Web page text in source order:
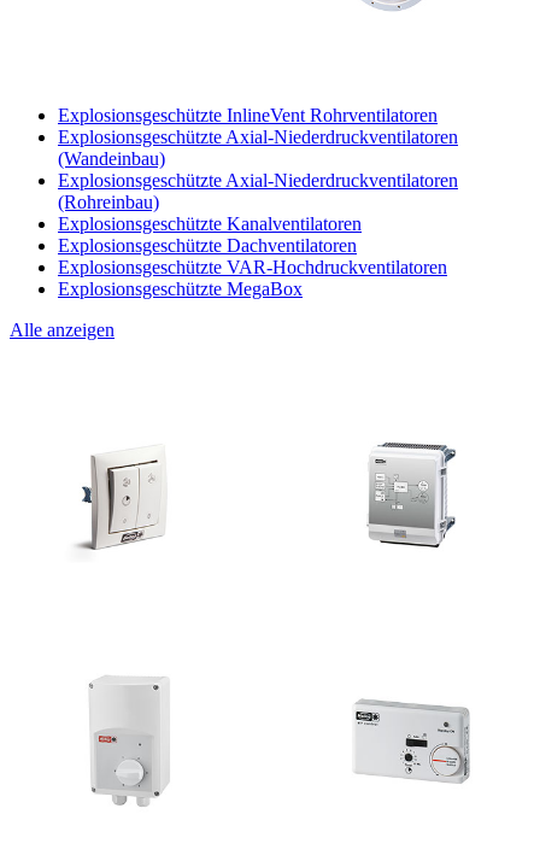
Explosionsgeschützte InlineVent Rohrventilatoren
Explosionsgeschützte Axial-Niederdruckventilatoren
(Wandeinbau)
Explosionsgeschützte Axial-Niederdruckventilatoren
(Rohreinbau)
Explosionsgeschützte Kanalventilatoren
Explosionsgeschützte Dachventilatoren
Explosionsgeschützte VAR-Hochdruckventilatoren
Explosionsgeschützte MegaBox
Alle anzeigen